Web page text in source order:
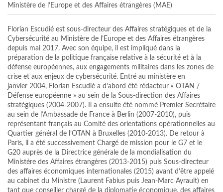
Ministère de l’Europe et des Affaires étrangères (MAE)
Florian Escudié est sous-directeur des Affaires stratégiques et de la
Cybersécurité au Ministère de l’Europe et des Affaires étrangères
depuis mai 2017. Avec son équipe, il est impliqué dans la
préparation de la politique française relative à la sécurité et à la
défense européennes, aux engagements militaires dans les zones de
crise et aux enjeux de cybersécurité. Entré au ministère en
janvier 2004, Florian Escudié a d’abord été rédacteur « OTAN /
Défense européenne » au sein de la Sous-direction des Affaires
stratégiques (2004-2007). Il a ensuite été nommé Premier Secrétaire
au sein de l’Ambassade de France à Berlin (2007-2010), puis
représentant français au Comité des orientations opérationnelles au
Quartier général de l’OTAN à Bruxelles (2010-2013). De retour à
Paris, il a été successivement Chargé de mission pour le G7 et le
G20 auprès de la Directrice générale de la mondialisation du
Ministère des Affaires étrangères (2013-2015) puis Sous-directeur
des affaires économiques internationales (2015) avant d’être appelé
au cabinet du Ministre (Laurent Fabius puis Jean-Marc Ayrault) en